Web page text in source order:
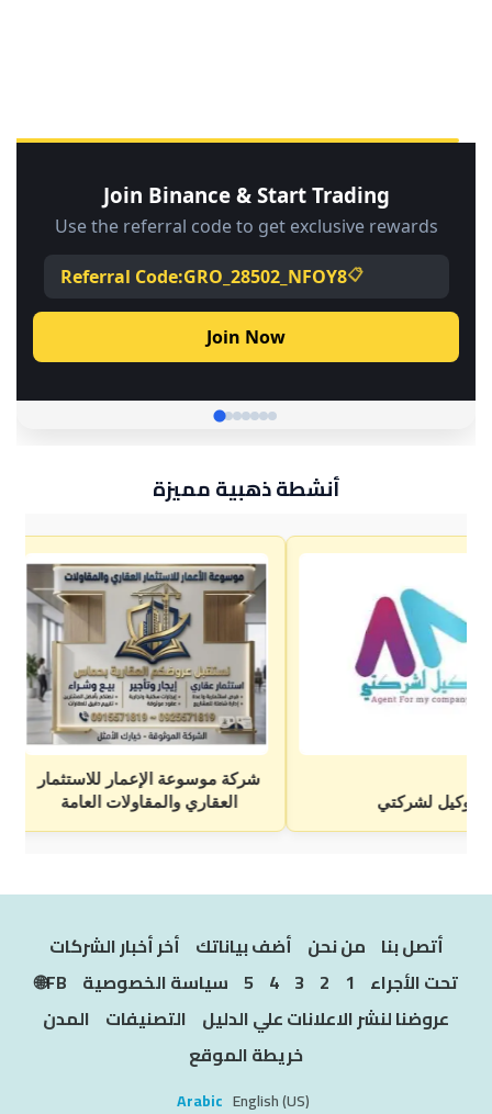
أنشطة ذهبية مميزة
أتصل بنا من نحن أضف بياناتك أخر أخبار الشركات
تحت الأجراء 1
2
3
4
5 سياسة الخصوصية FB🌐
عروضنا لنشر الاعلانات علي الدليل التصنيفات المدن
خريطة الموقع
Arabic English (US)